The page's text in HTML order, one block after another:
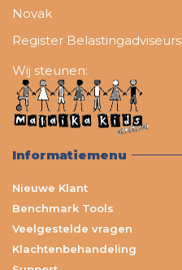
Novak
Register Belastingadviseurs
Wij steunen:
Informatiemenu
Nieuwe Klant
Benchmark Tools
Veelgestelde vragen
Klachtenbehandeling